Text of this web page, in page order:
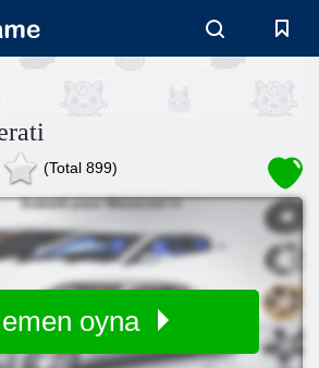
(Total 899)
oyna